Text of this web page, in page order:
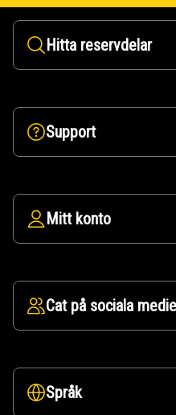
Hitta reservdelar
Support
Mitt konto
Cat på sociala
Språk